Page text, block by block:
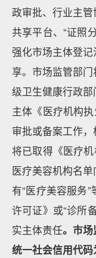
政审批、行业主
共享平台、“证照
强化市场主体登
享。市场监管部
级卫生健康行政
主体《医疗机构
审批或备案工作
将已取得《医疗
医疗美容机构名
有“医疗美容服务
许可证》或“诊所
实主体责任。市场
统一社会信用代